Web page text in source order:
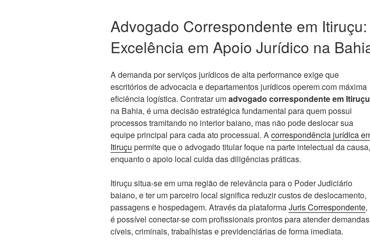
Advogado Correspondente em Itiruçu:
Excelência em Apoio Jurídico na
A demanda por serviços jurídicos de alta performance exige que
escritórios de advocacia e departamentos jurídicos operem com máxima
eficiência logística. Contratar umadvogado correspondente em Itiruçu
na Bahia, é uma decisão estratégica fundamental para quem possui
processos tramitando no interior baiano, mas não pode deslocar sua
equipe principal para cada ato processual. Acorrespondência jurídica
Itiruçu permite que o advogado titular foque na parte intelectual da causa,
enquanto o apoio local cuida das diligências práticas.
Itiruçu situa-se em uma região de relevância para o Poder Judiciário
baiano, e ter um parceiro local significa reduzir custos de deslocamento,
passagens e hospedagem. Através da plataformaJuris Correspondente,
é possível conectar-se com profissionais prontos para atender demandas
cíveis, criminais, trabalhistas e previdenciárias de forma imediata.